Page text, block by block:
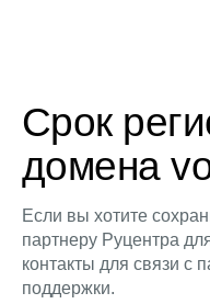
Срок
домена
Если вы хотите
партнеру Руцентра
контакты для связи с
поддержки.